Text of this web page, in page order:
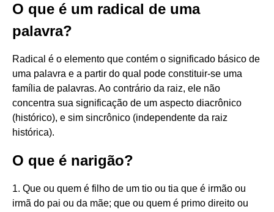
O que é um radical de uma
palavra?
Radical é o elemento que contém o significado básico de
uma palavra e a partir do qual pode constituir-se uma
família de palavras. Ao contrário da raiz, ele não
concentra sua significação de um aspecto diacrônico
(histórico), e sim sincrônico (independente da raiz
histórica).
O que é narigão?
1. Que ou quem é filho de um tio ou tia que é irmão ou
irmã do pai ou da mãe; que ou quem é primo direito ou